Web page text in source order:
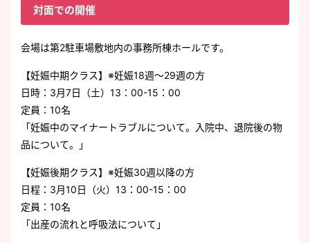
対面での開催
会場は第2駐車場敷地内の事務所棟ホールです。
【妊娠中期クラス】※妊娠18週～29週の方
日時：3月7日（土）13：00-15：00
定員：10名
「妊娠中のマイナートラブルについて。入院中、退院後の物
品について。」
【妊娠後期クラス】※妊娠30週以降の方
日程：3月10日（火）13：00-15：00
定員：10名
「出産の流れと呼吸法について」